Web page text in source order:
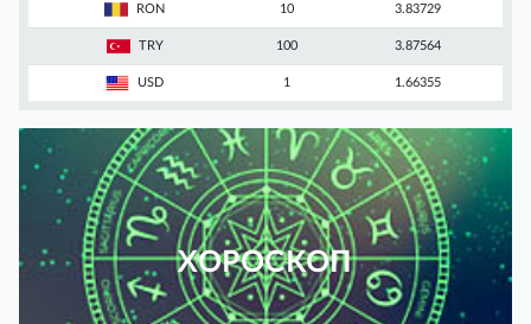
RON 10 3.83729
TRY 100 3.87564
USD 1 1.66355
ХОРОСКОП